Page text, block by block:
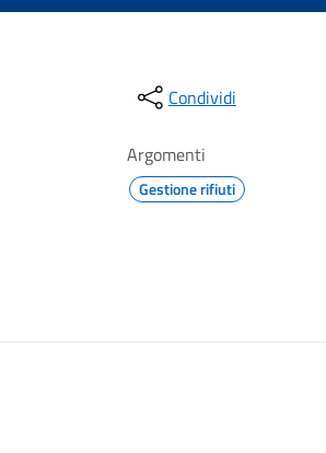
Condividi
Argomenti
Gestione rifiuti